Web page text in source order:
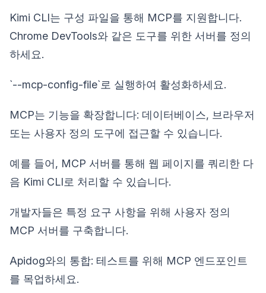
Kimi CLI는 구성 파일을 통해 MCP를 지원합니다.
Chrome DevTools와 같은 도구를 위한 서버를 정의
하세요.
`--mcp-config-file`로 실행하여 활성화하세요.
MCP는 기능을 확장합니다: 데이터베이스, 브라우저
또는 사용자 정의 도구에 접근할 수 있습니다.
예를 들어, MCP 서버를 통해 웹 페이지를 쿼리한 다
음 Kimi CLI로 처리할 수 있습니다.
개발자들은 특정 요구 사항을 위해 사용자 정의
MCP 서버를 구축합니다.
Apidog와의 통합: 테스트를 위해 MCP 엔드포인트
를 목업하세요.